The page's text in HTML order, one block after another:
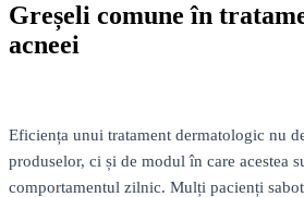
Greșeli comune în
acneei
Eficiența unui tratament dermatologic nu
produselor, ci și de modul în care acestea
comportamentul zilnic. Mulți pacienți